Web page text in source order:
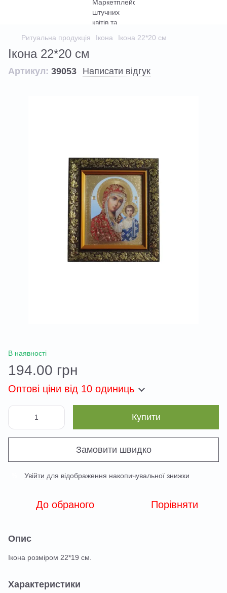
Ритуальна продукція Ікона Ікона 22*20 см
Ікона 22*20 см
Артикул: 39053 Написати відгук
В наявності
194.00 грн
Оптові ціни від 10 одиниць
Купити
Замовити швидко
Увійти для відображення накопичувальної знижки
До обраного Порівняти
Опис
Ікона розміром 22*19 см.
Характеристики